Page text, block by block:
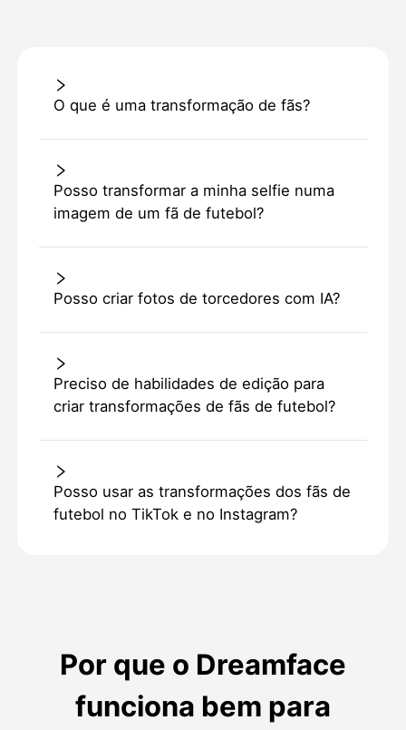
O que é uma transformação de fãs?
Posso transformar a minha selfie numa
imagem de um fã de futebol?
Posso criar fotos de torcedores com IA?
Preciso de habilidades de edição para
criar transformações de fãs de futebol?
Posso usar as transformações dos fãs de
futebol no TikTok e no Instagram?
Por que o Dreamface
funciona bem para